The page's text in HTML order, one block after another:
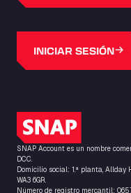
INICIAR SESIÓN
Logotipo de SNAP
SNAP Account es un nombre
DCC.
Domicilio social: 1.ª planta, Allday
WA3 6GR.
Número de registro mercantil: